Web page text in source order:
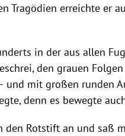
Tragödien erreichte er
in der aus allen
den grauen
und mit großen runden
denn es bewegte
den Rotstift an und saß